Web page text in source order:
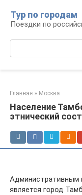
контенту
Тур по городам
Поездки по
Главная » Москва
Население
этнический
Административным
является город